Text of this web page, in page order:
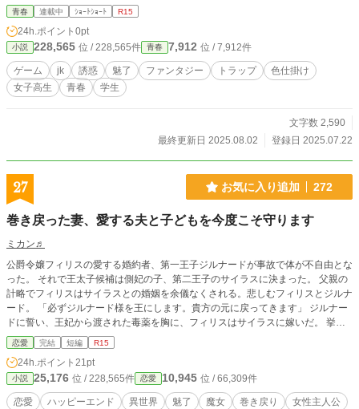
実と快楽の狭間で、あなたは女学院の深奥へと堕ちていく。
青春 連載中 ｼｮｰﾄｼｮｰﾄ R15
24h.ポイント 0pt
小説 228,565 位 / 228,565件 青春 7,912 位 / 7,912件
ゲーム jk 誘惑 魅了 ファンタジー トラップ
色仕掛け
女子高生
青春 学生
文字数 2,590
最終更新日 2025.08.02
登録日 2025.07.22
27 お気に入り追加 272
巻き戻った妻、愛する夫と子どもを今度こそ守ります
ミカン♬
公爵令嬢フィリスの愛する婚約者、第一王子ジルナードが事故で体が不自由とな
った。 それで王太子候補は側妃の子、第二王子のサイラスに決まった。 父親の
計略でフィリスはサイラスとの婚姻を余儀なくされる。悲しむフィリスとジルナ
ード。 「必ずジルナード様を王にします。貴方の元に戻ってきます」 ジルナー
ドに誓い、王妃から渡された毒薬を胸に、フィリスはサイラスに嫁いだ。 挙式
前に魔女に魅了を掛けられて。愛する人はサイラスだと思い込んだまま、幸福な
時間を過ごす。 やがて魅了は解けて…… サクッとハッピーエンドまで進みま
す。
恋愛 完結 短編 R15
24h.ポイント 21pt
小説 25,176 位 / 228,565件 恋愛 10,945 位 / 66,309件
恋愛 ハッピーエンド 異世界 魅了 魔女 巻き戻り
女性主人公